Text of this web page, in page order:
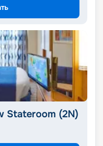
Stateroom (2N)